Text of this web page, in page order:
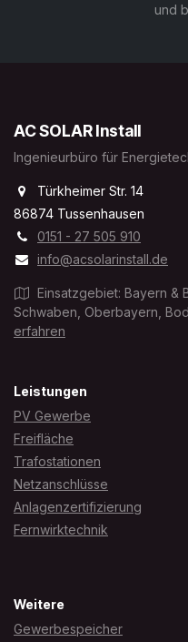
und
AC SOLAR Install
Ingenieurbüro für
Türkheimer Str. 14
86874 Tussenhausen
0151 - 27 505 910
info@acsolarinstall.de
Einsatzgebiet: Bayern &
Schwaben, Oberbayern,
erfahren
Leistungen
PV Gewerbe
Freifläche
Trafostationen
Netzanschlüsse
Anlagenzertifizierung
Fernwirktechnik
Weitere
Gewerbespeicher